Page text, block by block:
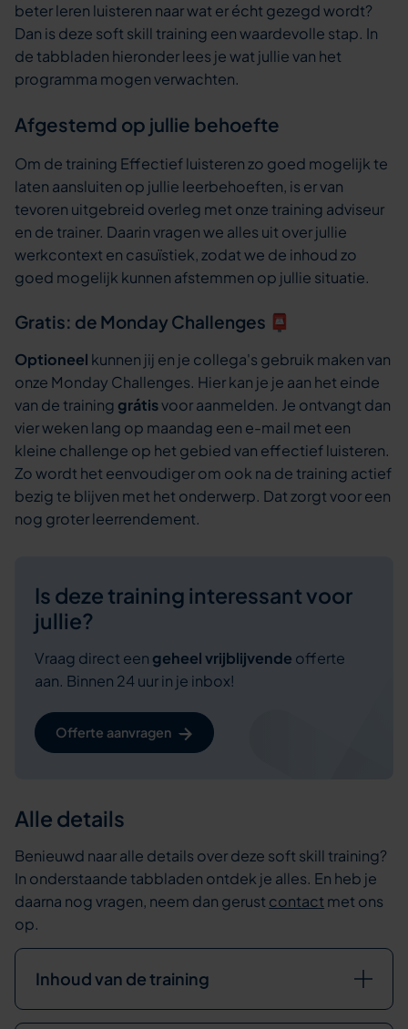
beter leren luisteren naar wat er écht gezegd wordt?
Dan is deze soft skill training een waardevolle stap. In
de tabbladen hieronder lees je wat jullie van het
programma mogen verwachten.
Afgestemd op jullie behoefte
Om de training Effectief luisteren zo goed mogelijk te
laten aansluiten op jullie leerbehoeften, is er van
tevoren uitgebreid overleg met onze training adviseur
en de trainer. Daarin vragen we alles uit over jullie
werkcontext en casuïstiek, zodat we de inhoud zo
goed mogelijk kunnen afstemmen op jullie situatie.
Gratis: de Monday Challenges 📮
Optioneel kunnen jij en je collega's gebruik maken van
onze Monday Challenges. Hier kan je je aan het einde
van de training grátisvoor aanmelden. Je ontvangt dan
vier weken lang op maandag een e-mail met een
kleine challenge op het gebied van effectief luisteren.
Zo wordt het eenvoudiger om ook na de training actief
bezig te blijven met het onderwerp. Dat zorgt voor een
nog groter leerrendement.
Is deze training interessant voor
jullie?
Vraag direct een geheel vrijblijvende offerte
aan. Binnen 24 uur in je inbox!
Offerte aanvragen
Alle details
Benieuwd naar alle details over deze soft skill training?
In onderstaande tabbladen ontdek je alles. En heb je
daarna nog vragen, neem dan gerust contact met ons
op.
Inhoud van de training